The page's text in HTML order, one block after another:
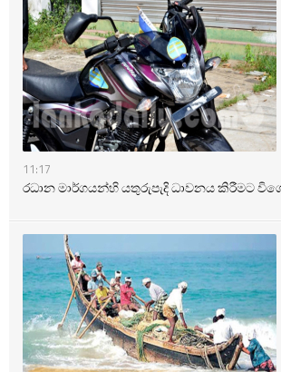
11:17
රධාන මාර්ගයන්හි යතුරුපැදි ධාවනය කිරීමට